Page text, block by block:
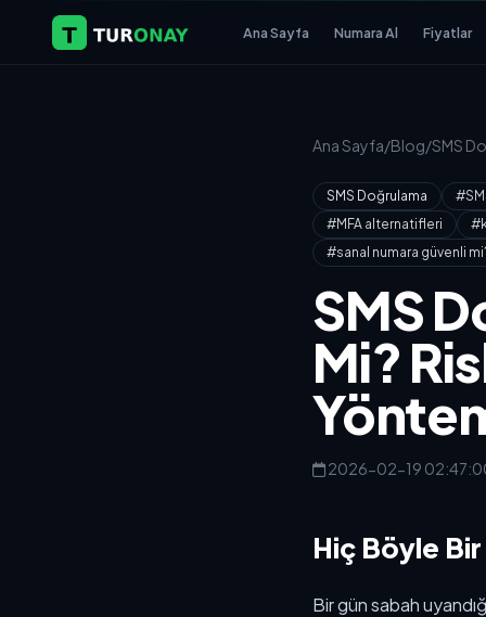
Ana Sayfa Numara Al Fiyatlar
Ana Sayfa/Blog/SMS
SMS Doğrulama
#MFA alternatifleri
#sanal numara güvenli
SMS
Mi?
2026-02-19
Hiç Böyle Bir
Bir gün sabah